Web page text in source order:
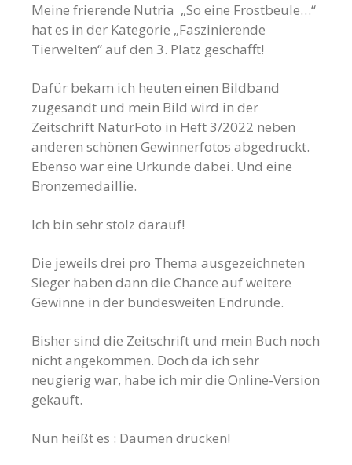
Meine frierende Nutria „So eine Frostbeule…“
hat es in der Kategorie „Faszinierende
Tierwelten“ auf den 3. Platz geschafft!
Dafür bekam ich heuten einen Bildband
zugesandt und mein Bild wird in der
Zeitschrift NaturFoto in Heft 3/2022 neben
anderen schönen Gewinnerfotos abgedruckt.
Ebenso war eine Urkunde dabei. Und eine
Bronzemedaillie.
Ich bin sehr stolz darauf!
Die jeweils drei pro Thema ausgezeichneten
Sieger haben dann die Chance auf weitere
Gewinne in der bundesweiten Endrunde.
Bisher sind die Zeitschrift und mein Buch noch
nicht angekommen. Doch da ich sehr
neugierig war, habe ich mir die Online-Version
gekauft.
Nun heißt es : Daumen drücken!